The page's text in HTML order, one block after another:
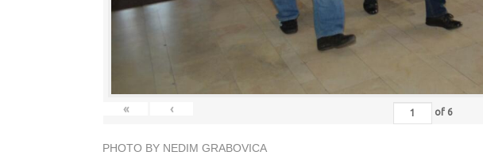
« ‹ of 6
PHOTO BY NEDIM GRABOVICA